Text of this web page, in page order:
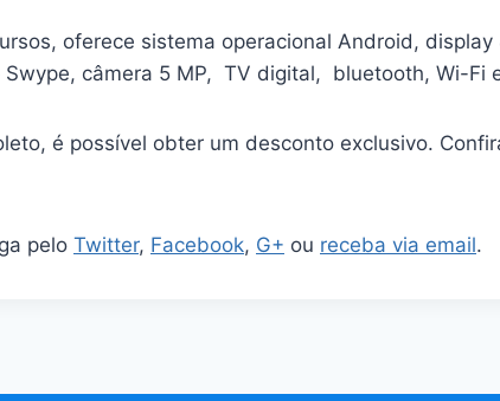
oferece sistema operacional Android, display
Swype, câmera 5 MP, TV digital, bluetooth, Wi-Fi
é possível obter um desconto exclusivo.
pelo Twitter, Facebook, G+ ou receba via email.